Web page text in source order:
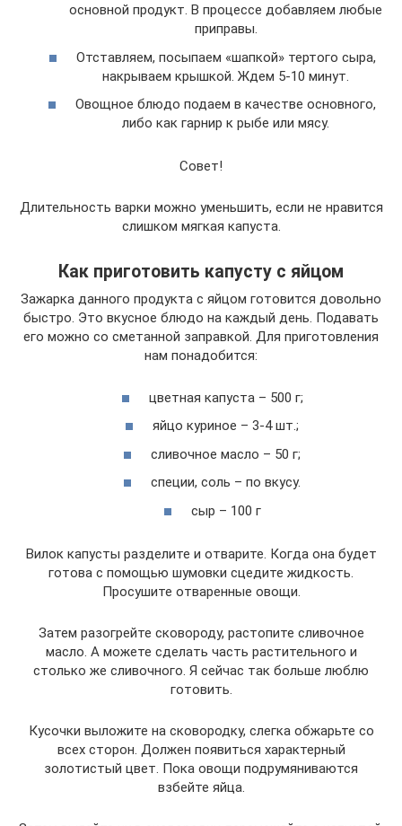
основной продукт. В процессе добавляем любые
приправы.
Отставляем, посыпаем «шапкой» тертого сыра,
накрываем крышкой. Ждем 5-10 минут.
Овощное блюдо подаем в качестве основного,
либо как гарнир к рыбе или мясу.
Совет!
Длительность варки можно уменьшить, если не нравится
слишком мягкая капуста.
Как приготовить капусту с яйцом
Зажарка данного продукта с яйцом готовится довольно
быстро. Это вкусное блюдо на каждый день. Подавать
его можно со сметанной заправкой. Для приготовления
нам понадобится:
цветная капуста – 500 г;
яйцо куриное – 3-4 шт.;
сливочное масло – 50 г;
специи, соль – по вкусу.
сыр – 100 г
Вилок капусты разделите и отварите. Когда она будет
готова с помощью шумовки сцедите жидкость.
Просушите отваренные овощи.
Затем разогрейте сковороду, растопите сливочное
масло. А можете сделать часть растительного и
столько же сливочного. Я сейчас так больше люблю
готовить.
Кусочки выложите на сковородку, слегка обжарьте со
всех сторон. Должен появиться характерный
золотистый цвет. Пока овощи подрумяниваются
взбейте яйца.